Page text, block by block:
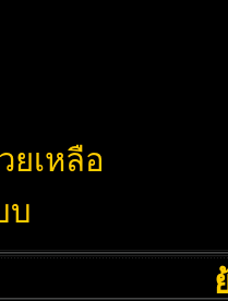
ยเหลือ
บ